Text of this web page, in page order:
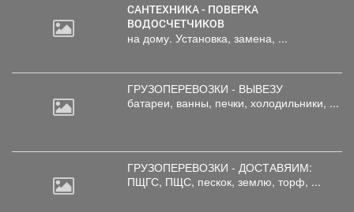
САНТЕХНИКА - ПОВЕРКА
ВОДОСЧЕТЧИКОВ
на дому. Установка, замена, ...
ГРУЗОПЕРЕВОЗКИ - ВЫВЕЗУ
батареи, ванны, печки, холодильники, ...
ГРУЗОПЕРЕВОЗКИ - ДОСТАВЯИМ:
ПЩГС, ПЩС, пескок, землю, торф, ...